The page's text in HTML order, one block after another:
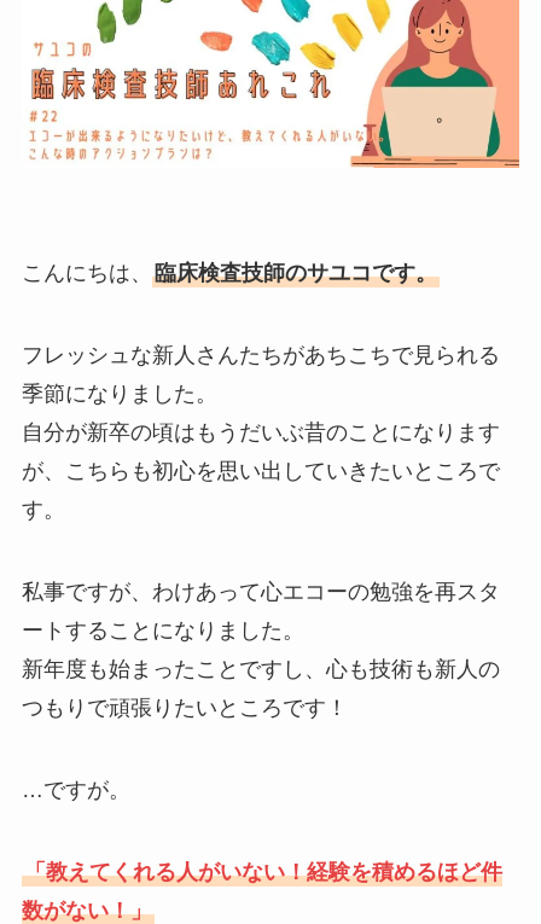
こんにちは、 臨床検査技師のサユコです。
フレッシュな新人さんたちがあちこちで見られる
季節になりました。
自分が新卒の頃はもうだいぶ昔のことになります
が、こちらも初心を思い出していきたいところで
す。
私事ですが、わけあって心エコーの勉強を再スタ
ートすることになりました。
新年度も始まったことですし、心も技術も新人の
つもりで頑張りたいところです！
…ですが。
「教えてくれる人がいない！経験を積めるほど件
数がない！」